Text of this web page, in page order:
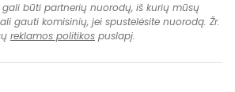
gali būti partnerių nuorodų, iš kurių mūsų
gauti komisinių, jei spustelėsite nuorodą. Žr.
reklamos politikos puslapį.